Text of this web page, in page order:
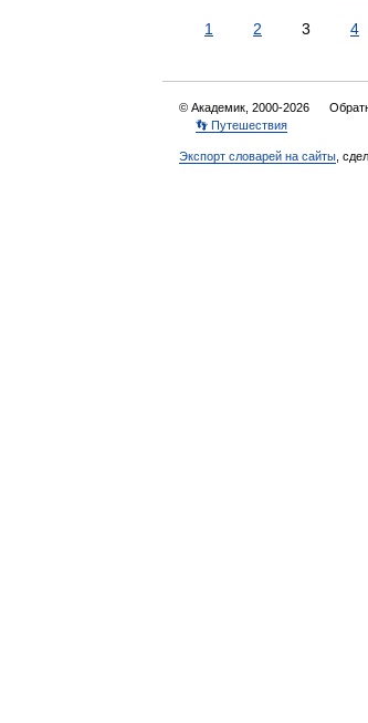
1 2 3 4
© Академик, 2000-2026
👣 Путешествия
Экспорт словарей на сайты ,